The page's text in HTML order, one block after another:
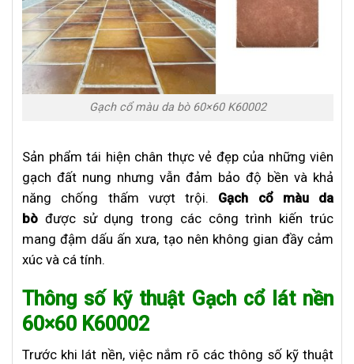
Gạch cổ màu da bò 60×60 K60002
Sản phẩm tái hiện chân thực vẻ đẹp của những viên
gạch đất nung nhưng vẫn đảm bảo độ bền và khả
năng chống thấm vượt trội. Gạch cổ màu da
bò được sử dụng trong các công trình kiến trúc
mang đậm dấu ấn xưa, tạo nên không gian đầy cảm
xúc và cá tính.
Thông số kỹ thuật Gạch cổ lát nền
60×60 K60002
Trước khi lát nền, việc nắm rõ các thông số kỹ thuật